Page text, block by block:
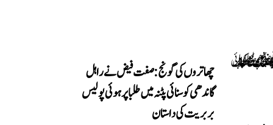
چھاتروں کی گونج: صفت فیض نے راہل
گاندھی کو سنائی پٹنہ میں طلبا پر ہوئی پولیس
بربریت کی داستان